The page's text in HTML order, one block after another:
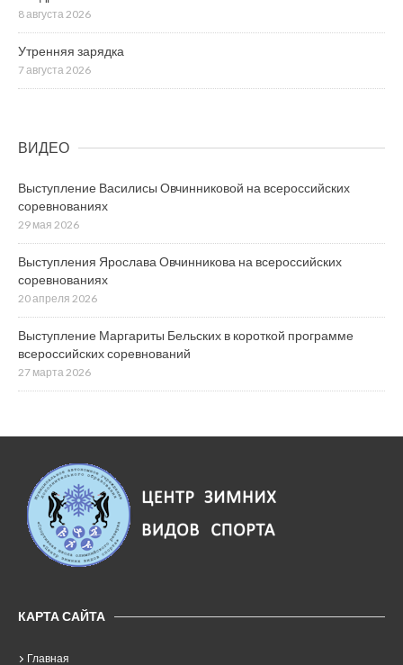
8 августа 2026
Утренняя зарядка
7 августа 2026
ВИДЕО
Выступление Василисы Овчинниковой на всероссийских
соревнованиях
29 мая 2026
Выступления Ярослава Овчинникова на всероссийских
соревнованиях
20 апреля 2026
Выступление Маргариты Бельских в короткой программе
всероссийских соревнований
27 марта 2026
КАРТА САЙТА
Главная